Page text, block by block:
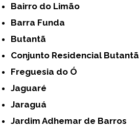
Bairro do Limão
Barra Funda
Butantã
Conjunto Residencial Butantã
Freguesia do Ó
Jaguaré
Jaraguá
Jardim Adhemar de Barros